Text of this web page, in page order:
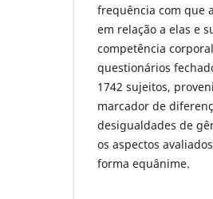
frequência com que
em relação a elas e
competência
questionários
1742 sujeitos,
marcador de
desigualdades de
os aspectos
forma equânime.